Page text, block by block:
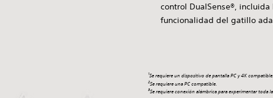
control DualSense®,
funcionalidad del gatillo
1Se requiere un dispositivo de pantalla PC y 4K compatible.
2Se requiere una PC compatible.
3Se requiere conexión alámbrica para experimentar toda